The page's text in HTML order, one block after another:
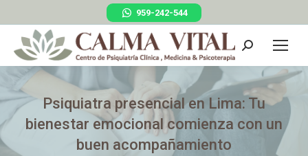
959-242-544
Psiquiatra presencial en Lima: Tu
bienestar emocional comienza con un
buen acompañamiento